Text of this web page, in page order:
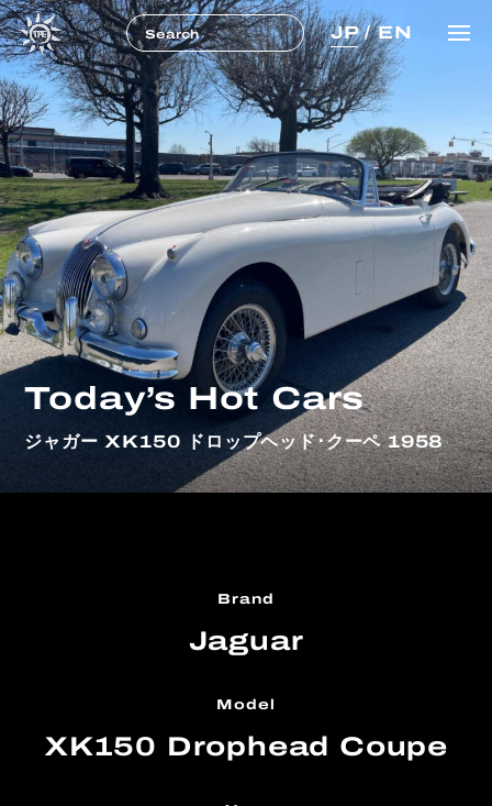
JP/EN
Today’s Hot Cars
ジャガー XK150 ドロップヘッド･クーペ 1958
Brand
Jaguar
Model
XK150 Drophead Coupe